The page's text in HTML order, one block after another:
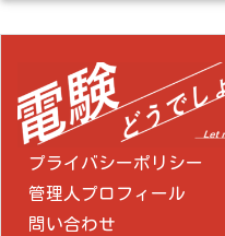
プライバシーポリシー
管理人プロフィール
問い合わせ